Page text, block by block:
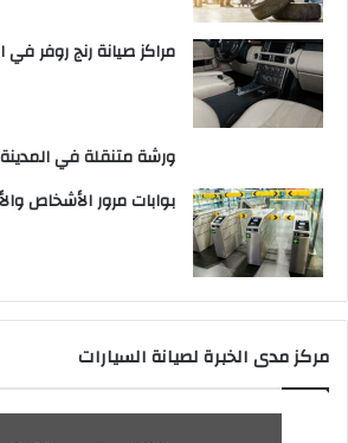
مراكز صيانة رنج روفر في
ورشة متنقلة في
بوابات مرور الأشخاص
مركز مدى الخبرة لصيانة السيارات